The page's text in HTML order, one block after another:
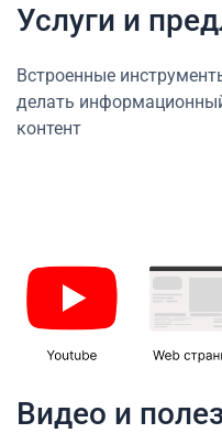
Услуги и
Встроенные
делать
контент
Видео и